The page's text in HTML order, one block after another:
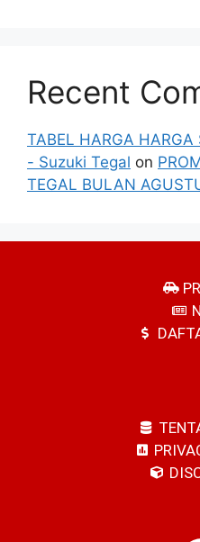
Recent
TABEL HARGA HARGA
- Suzuki Tegal on
TEGAL BULAN